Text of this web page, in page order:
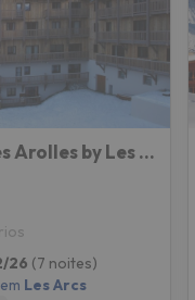
Résidence Les Arolles by Les Etincelles
26 (7 noites)
Les Arcs